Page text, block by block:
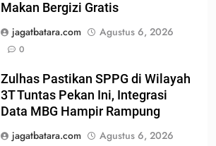
Makan Bergizi Gratis
jagatbatara.com
Agustus 6, 2026
0
Zulhas Pastikan SPPG di Wilayah
3T Tuntas Pekan Ini, Integrasi
Data MBG Hampir Rampung
jagatbatara.com
Agustus 6, 2026